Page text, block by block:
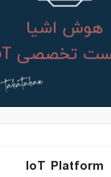
IoT Platform